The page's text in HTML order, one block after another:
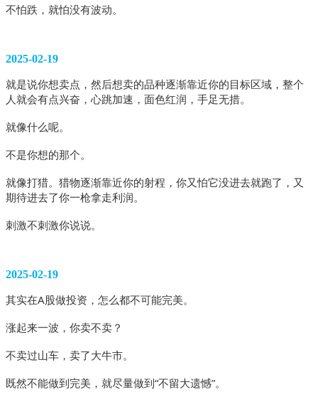
不怕跌，就怕没有波动。
2025-02-19
就是说你想卖点，然后想卖的品种逐渐靠近你的目标区域，整个
人就会有点兴奋，心跳加速，面色红润，手足无措。
就像什么呢。
不是你想的那个。
就像打猎。猎物逐渐靠近你的射程，你又怕它没进去就跑了，又
期待进去了你一枪拿走利润。
刺激不刺激你说说。
2025-02-19
其实在A股做投资，怎么都不可能完美。
涨起来一波，你卖不卖？
不卖过山车，卖了大牛市。
既然不能做到完美，就尽量做到“不留大遗憾”。